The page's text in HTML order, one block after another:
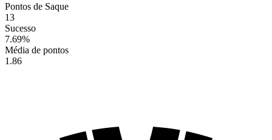
Pontos de Saque
13
Sucesso
7.69%
Média de pontos
1.86